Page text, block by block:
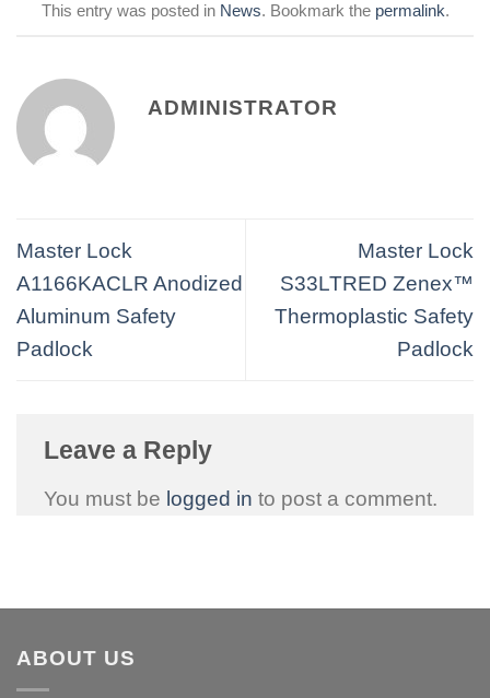
This entry was posted in News. Bookmark the permalink.
ADMINISTRATOR
Master Lock
A1166KACLR Anodized
Aluminum Safety
Padlock
Master Lock
S33LTRED Zenex™
Thermoplastic Safety
Padlock
Leave a Reply
You must be logged in to post a comment.
ABOUT US